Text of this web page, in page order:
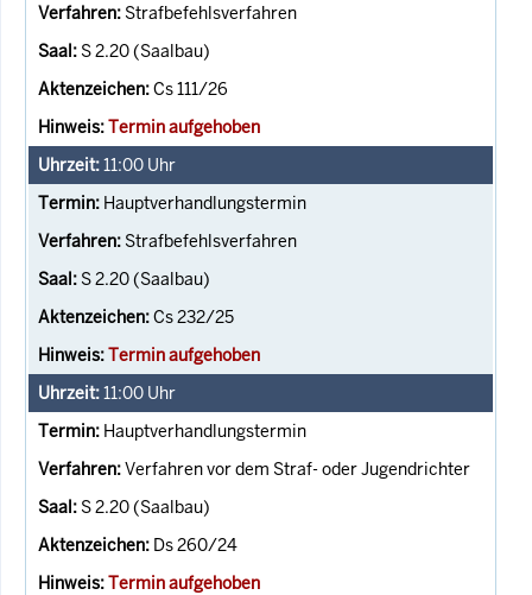
Strafbefehlsverfahren
S 2.20 (Saalbau)
Cs 111/26
Termin aufgehoben
11:00 Uhr
Hauptverhandlungstermin
Strafbefehlsverfahren
S 2.20 (Saalbau)
Cs 232/25
Termin aufgehoben
11:00 Uhr
Hauptverhandlungstermin
Verfahren vor dem Straf- oder Jugendrichter
S 2.20 (Saalbau)
Ds 260/24
Termin aufgehoben